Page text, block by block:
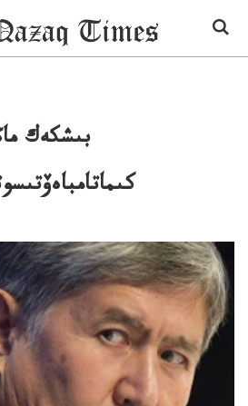
بىشكەك